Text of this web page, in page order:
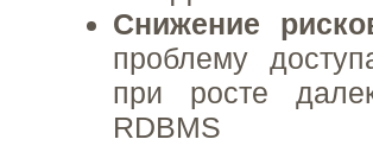
Снижение
проблему
при росте
RDBMS